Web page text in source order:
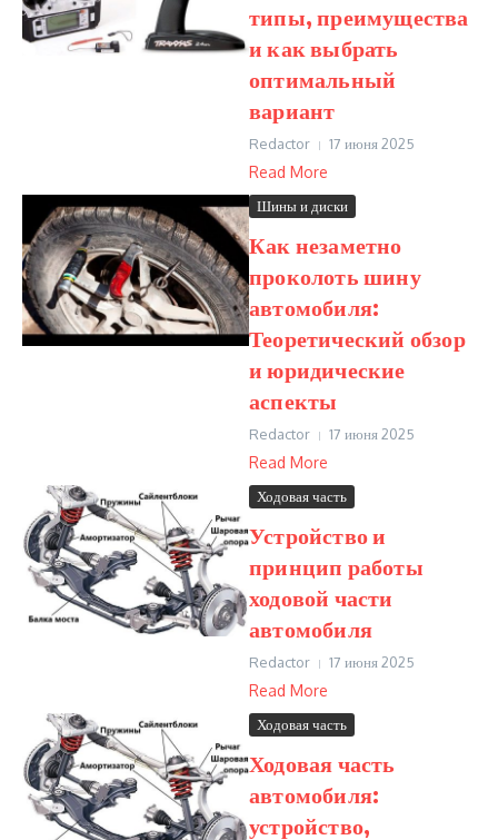
типы, преимущества
и как выбрать
оптимальный
вариант
Redactor 17 июня 2025
Read More
Шины и диски
Как незаметно
проколоть шину
автомобиля:
Теоретический обзор
и юридические
аспекты
Redactor 17 июня 2025
Read More
Ходовая часть
Устройство и
принцип работы
ходовой части
автомобиля
Redactor 17 июня 2025
Read More
Ходовая часть
Ходовая часть
автомобиля:
устройство,